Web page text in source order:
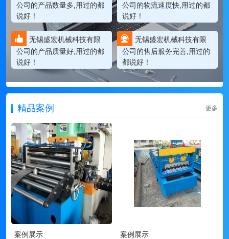
公司的产品数量多,用过的都
说好！
公司的物流速度快,用过的都
说好！
无锡盛宏机械科技有限
公司的产品质量好,用过的都
说好！
无锡盛宏机械科技有限
公司的售后服务完善,用过的
都说好！
精品案例 更多
案例展示 案例展示